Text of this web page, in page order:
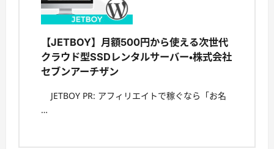
【JETBOY】月額500円から使える次世代
クラウド型SSDレンタルサーバー・株式会社
セブンアーチザン
JETBOY PR: アフィリエイトで稼ぐなら「お名
…